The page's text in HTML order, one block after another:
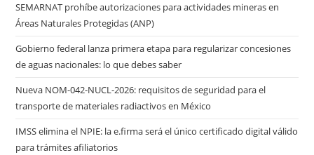
SEMARNAT prohíbe autorizaciones para actividades mineras en
Áreas Naturales Protegidas (ANP)
Gobierno federal lanza primera etapa para regularizar concesiones
de aguas nacionales: lo que debes saber
Nueva NOM-042-NUCL-2026: requisitos de seguridad para el
transporte de materiales radiactivos en México
IMSS elimina el NPIE: la e.firma será el único certificado digital válido
para trámites afiliatorios